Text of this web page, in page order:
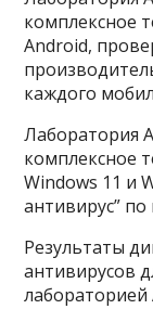
комплексное
Android,
каждого
Лаборатория
комплексное
Windows 11 и
антивирус”
Результаты
антивирусов
лабораторией